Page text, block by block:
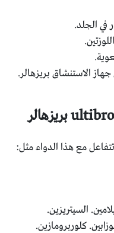
الجلد.
الاستنشاق بريزهالر.
مع هذا الدواء مثل:
السيتريزين.
كلوربرومازين.